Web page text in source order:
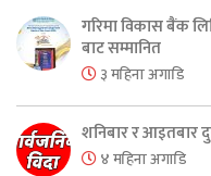
गरिमा विकास बैंक
बाट सम्मानित
३ महिना अगाडि
शनिबार र आइतबार
४ महिना अगाडि